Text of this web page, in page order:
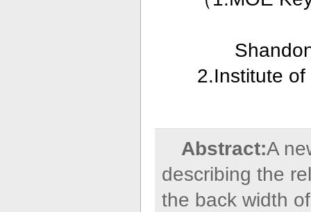
2.Institute
Abstract:A
describing the
the back width